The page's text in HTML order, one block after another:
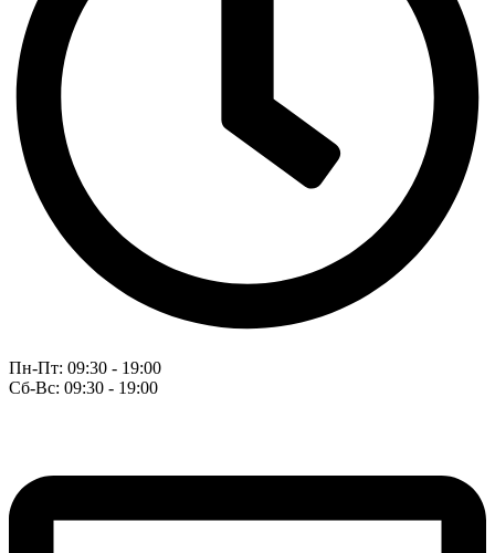
Пн-Пт: 09:30 - 19:00
Сб-Вс: 09:30 - 19:00